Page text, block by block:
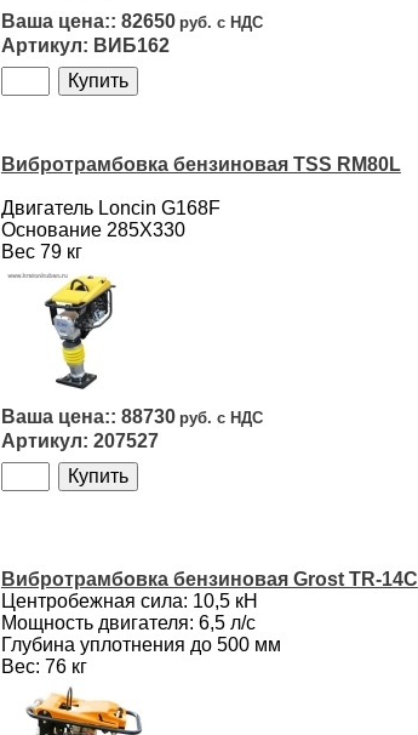
82650
ВИБ162
Вибротрамбовка бензиновая TSS RM80L
Двигатель Loncin G168F
Основание 285Х330
Вес 79 кг
88730
207527
Вибротрамбовка бензиновая Grost TR-14C
Центробежная сила: 10,5 кН
Мощность двигателя: 6,5 л/с
Глубина уплотнения до 500 мм
Вес: 76 кг